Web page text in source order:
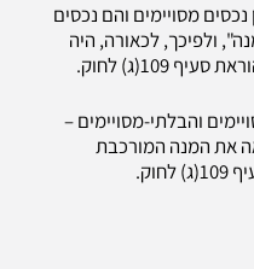
40 לחוק – הן נכסים מסויימים והם נכסים
ולפיכך, לכאורה, היה
109(ג) לחוק.
והבלתי-מסויימים –
את המנה המורכבת